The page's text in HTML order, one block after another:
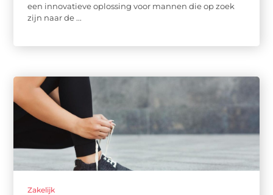
een innovatieve oplossing voor mannen die op zoek
zijn naar de ...
Zakelijk